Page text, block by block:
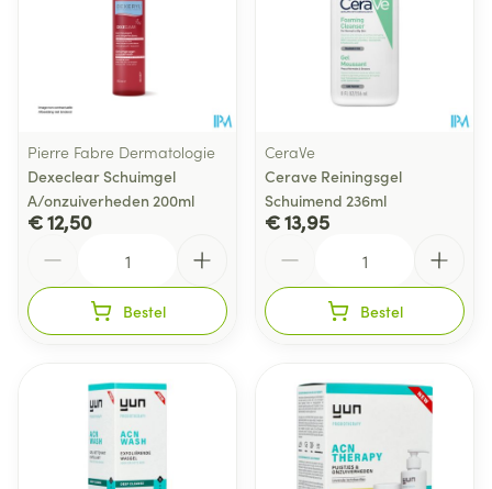
Pierre Fabre Dermatologie
Dexeclear Schuimgel
A/onzuiverheden 200ml
€ 12,50
Bestel
CeraVe
Cerave Reiningsgel
Schuimend 236ml
€ 13,95
Bestel